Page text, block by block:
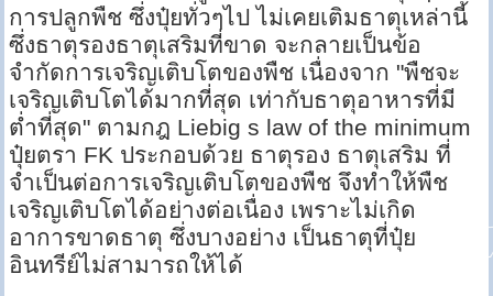
การปลูกพืช ซึ่งปุ๋ยทั่วๆไป ไม่เคยเติมธาตุเหล่านี้
ซึ่งธาตุรองธาตุเสริมที่ขาด จะกลายเป็นข้อ
จำกัดการเจริญเติบโตของพืช เนื่องจาก "พืชจะ
เจริญเติบโตได้มากที่สุด เท่ากับธาตุอาหารที่มี
ต่ำที่สุด" ตามกฎ Liebig s law of the minimum
ปุ๋ยตรา FK ประกอบด้วย ธาตุรอง ธาตุเสริม ที่
จำเป็นต่อการเจริญเติบโตของพืช จึงทำให้พืช
เจริญเติบโตได้อย่างต่อเนื่อง เพราะไม่เกิด
อาการขาดธาตุ ซึ่งบางอย่าง เป็นธาตุที่ปุ๋ย
อินทรีย์ไม่สามารถให้ได้